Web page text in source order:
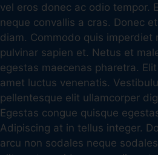
vel eros donec ac odio tempor.
neque convallis a cras. Donec
diam. Commodo quis imperdiet
pulvinar sapien et. Netus et
egestas maecenas pharetra.
amet luctus venenatis.
pellentesque elit ullamcorper
Egestas congue quisque
Adipiscing at in tellus integer.
arcu non sodales neque